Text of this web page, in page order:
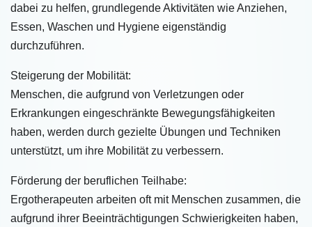
dabei zu helfen, grundlegende Aktivitäten wie Anziehen,
Essen, Waschen und Hygiene eigenständig
durchzuführen.
Steigerung der Mobilität:
Menschen, die aufgrund von Verletzungen oder
Erkrankungen eingeschränkte Bewegungsfähigkeiten
haben, werden durch gezielte Übungen und Techniken
unterstützt, um ihre Mobilität zu verbessern.
Förderung der beruflichen Teilhabe:
Ergotherapeuten arbeiten oft mit Menschen zusammen, die
aufgrund ihrer Beeinträchtigungen Schwierigkeiten haben,